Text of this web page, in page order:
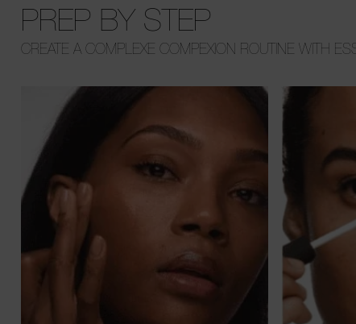
PREP BY STEP
CREATE A COMPLEXE COMPEXION ROUTINE WITH